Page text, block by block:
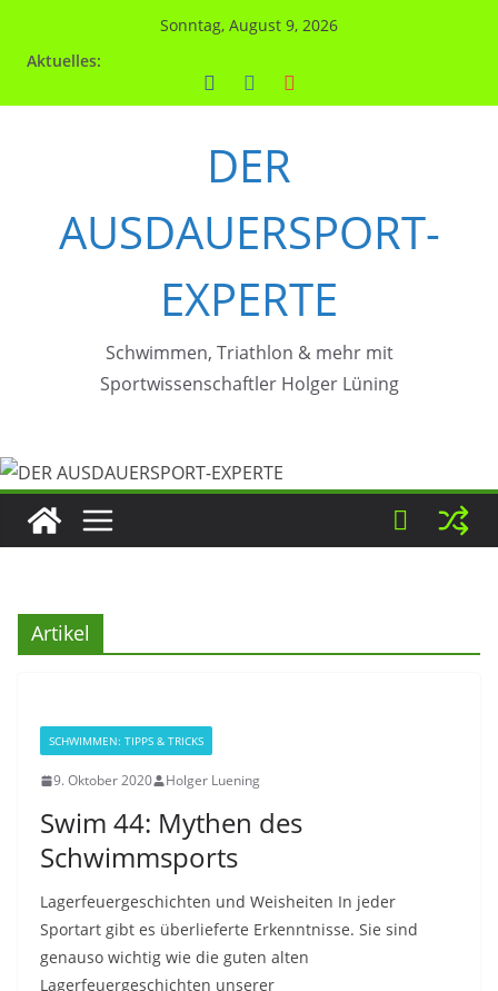
Sonntag, August 9, 2026
Aktuelles:
DER
AUSDAUERSPORT-
EXPERTE
Schwimmen, Triathlon & mehr mit
Sportwissenschaftler Holger Lüning
Artikel
SCHWIMMEN: TIPPS & TRICKS
9. Oktober 2020 Holger Luening
Swim 44: Mythen des
Schwimmsports
Lagerfeuergeschichten und Weisheiten In jeder
Sportart gibt es überlieferte Erkenntnisse. Sie sind
genauso wichtig wie die guten alten
Lagerfeuergeschichten unserer